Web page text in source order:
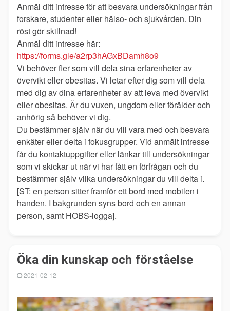
Anmäl ditt intresse för att besvara undersökningar från
forskare, studenter eller hälso- och sjukvården. Din
röst gör skillnad!
Anmäl ditt intresse här:
https://forms.gle/a2rp3hAGxBDamh8o9
Vi behöver fler som vill dela sina erfarenheter av
övervikt eller obesitas. Vi letar efter dig som vill dela
med dig av dina erfarenheter av att leva med övervikt
eller obesitas. Är du vuxen, ungdom eller förälder och
anhörig så behöver vi dig.
Du bestämmer själv när du vill vara med och besvara
enkäter eller delta i fokusgrupper. Vid anmält intresse
får du kontaktuppgifter eller länkar till undersökningar
som vi skickar ut när vi har fått en förfrågan och du
bestämmer själv vilka undersökningar du vill delta i.
[ST: en person sitter framför ett bord med mobilen i
handen. I bakgrunden syns bord och en annan
person, samt HOBS-logga].
Öka din kunskap och förståelse
2021-02-12